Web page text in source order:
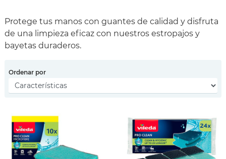
Protege tus manos con guantes de calidad y disfruta
de una limpieza eficaz con nuestros estropajos y
bayetas duraderos.
Ordenar por